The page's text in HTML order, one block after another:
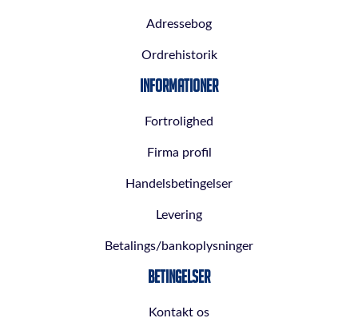
Adressebog
Ordrehistorik
Informationer
Fortrolighed
Firma profil
Handelsbetingelser
Levering
Betalings/bankoplysninger
Betingelser
Kontakt os